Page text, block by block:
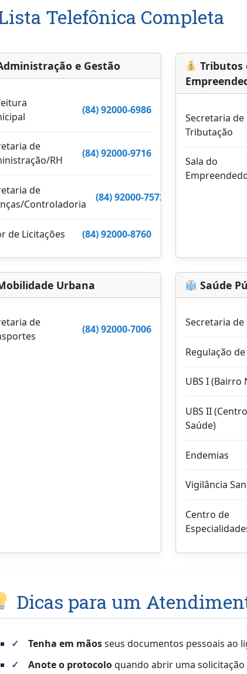
Telefônica Completa
e Gestão
(84) 92000-6986
de
RH
(84) 92000-9716
de
Controladoria
(84) 92000-7572
de Licitações (84) 92000-8760
Tributos
Secretaria de
Tributação
Sala do
Urbana
de
(84) 92000-7006
Saúde
Secretaria de
Regulação
UBS I (Bairro
UBS II
Saúde)
Endemias
Vigilância
Centro de
Dicas para um
Tenha em mãosseus documentos pessoais ao
Anote o protocoloquando abrir uma solicitação